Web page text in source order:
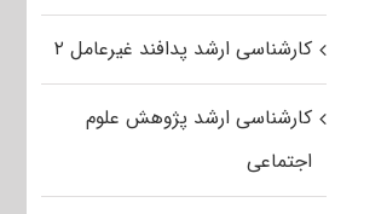
کارشناسی ارشد پدافند غیرعامل ۲
کارشناسی ارشد پژوهش علوم
اجتماعی